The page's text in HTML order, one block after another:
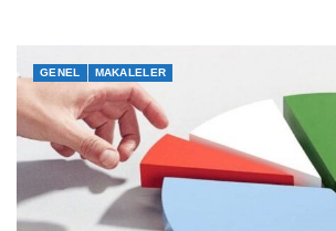
GENEL MAKALELER